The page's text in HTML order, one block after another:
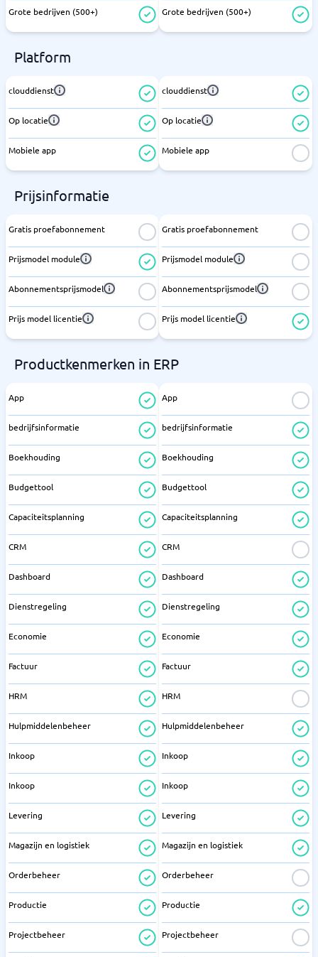
Grote bedrijven (500+) Grote bedrijven (500+)
Platform
clouddienst
Op locatie
Mobiele app
clouddienst
Op locatie
Mobiele app
Prijsinformatie
Gratis proefabonnement
Prijsmodel module
Abonnementsprijsmodel
Prijs model licentie
Gratis proefabonnement
Prijsmodel module
Abonnementsprijsmodel
Prijs model licentie
Productkenmerken in ERP
App
bedrijfsinformatie
Boekhouding
Budgettool
Capaciteitsplanning
CRM
Dashboard
Dienstregeling
Economie
Factuur
HRM
Hulpmiddelenbeheer
Inkoop
Inkoop
Levering
Magazijn en logistiek
Orderbeheer
Productie
Projectbeheer
App
bedrijfsinformatie
Boekhouding
Budgettool
Capaciteitsplanning
CRM
Dashboard
Dienstregeling
Economie
Factuur
HRM
Hulpmiddelenbeheer
Inkoop
Inkoop
Levering
Magazijn en logistiek
Orderbeheer
Productie
Projectbeheer